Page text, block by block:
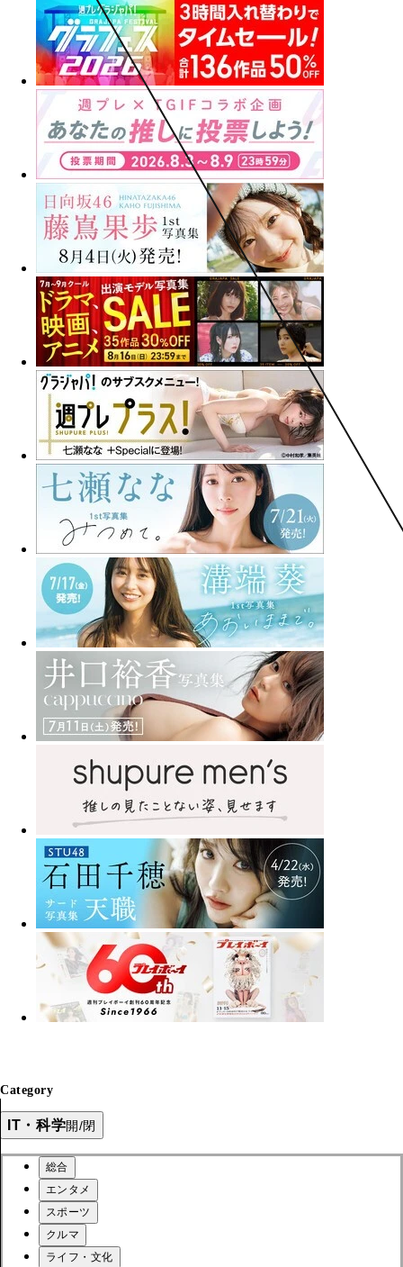
Category
IT・科学開/閉
総合
エンタメ
スポーツ
クルマ
ライフ・文化